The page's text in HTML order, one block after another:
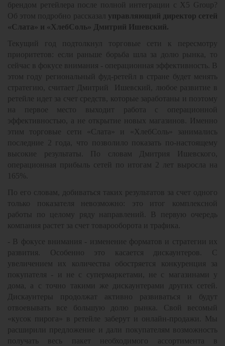
брендом ретейлера после полной интеграции с X5 Group?
Об этом подробно рассказал управляющий директор сетей
«Слата» и «ХлебСоль» Дмитрий Ишевский.
Текущий год подтолкнул торговые сети к пересмотру
приоритетов: если раньше борьба шла за долю рынка, то
сейчас в фокусе внимания - операционная эффективность. В
этом году региональный фуд-ретейл в стране будет менять
стратегию, считает Дмитрий Ишевский, любое развитие в
ретейле идет за счет средств, которые заработаны и поэтому
на первое место выходит работа с операционной
эффективностью, а не открытие новых магазинов. Именно
этим торговые сети «Слата» и «ХлебСоль» занимались
последние 2 года, что позволило показать по-настоящему
высокие результаты. По словам Дмитрия Ишевского,
операционная прибыль сетей по итогам 2 лет выросла на
165%.
По его словам, добиваться таких результатов за счет одного
только показателя невозможно: это итог комплексной
работы по целому ряду направлений. В первую очередь
компания растет за счет товарооборота и трафика.
- В фокусе внимания - изменение форматов и стратегии их
развития. Особенно это касается дискаунтеров. С
увеличением их количества обостряется конкуренция за
покупателя - и не с супермаркетами, не с магазинами у
дома, а с точно такими же дискаунтерами других сетей.
Дискаунтеры продолжат активно развиваться и будут
отвоевывать все большую долю рынка. Свой весомый
«кусок пирога» в ретейле заберут и онлайн-продажи. Мы
расширили предложение и дали покупателям возможность
получать весь пакет необходимого ассортимента в